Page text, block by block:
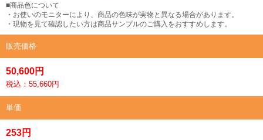
■商品色について
・お使いのモニターにより、商品の色味が実物と異なる場合があります。
・現物を見て確認したい方は商品サンプルのご購入をおすすめします。
販売価格
50,600円
税込：55,660円
単価
253円